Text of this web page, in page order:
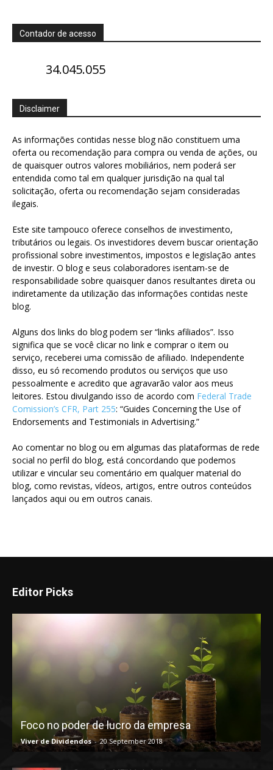
Contador de acesso
34.045.055
Disclaimer
As informações contidas nesse blog não constituem uma
oferta ou recomendação para compra ou venda de ações, ou
de quaisquer outros valores mobiliários, nem poderá ser
entendida como tal em qualquer jurisdição na qual tal
solicitação, oferta ou recomendação sejam consideradas
ilegais.
Este site tampouco oferece conselhos de investimento,
tributários ou legais. Os investidores devem buscar orientação
profissional sobre investimentos, impostos e legislação antes
de investir. O blog e seus colaboradores isentam-se de
responsabilidade sobre quaisquer danos resultantes direta ou
indiretamente da utilização das informações contidas neste
blog.
Alguns dos links do blog podem ser “links afiliados”. Isso
significa que se você clicar no link e comprar o item ou
serviço, receberei uma comissão de afiliado. Independente
disso, eu só recomendo produtos ou serviços que uso
pessoalmente e acredito que agravarão valor aos meus
leitores. Estou divulgando isso de acordo com Federal Trade
Comission’s CFR, Part 255: “Guides Concerning the Use of
Endorsements and Testimonials in Advertising.”
Ao comentar no blog ou em algumas das plataformas de rede
social no perfil do blog, está concordando que podemos
utilizar e vincular seu comentário em qualquer material do
blog, como revistas, vídeos, artigos, entre outros conteúdos
lançados aqui ou em outros canais.
Editor Picks
Foco no poder de lucro da empresa
Viver de Dividendos - 20 September 2018